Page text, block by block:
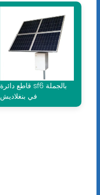
قاطع دائرة sf6 بالجملة
في بنغلاديش